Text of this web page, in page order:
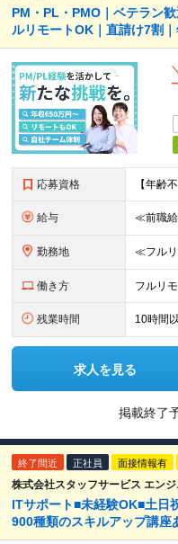
PM・PL・PMO｜ベテラン
ルリモートOK｜直請け7割
応募資格
給与
勤務地
働き方 フルリ
残業時間 10時間
求人を見る
掲載終了
終了間近 正社員 面接情報有
株式会社スタッフサービス エン
ITサポート■未経験OK■土日
900種類のスキルアップ講座